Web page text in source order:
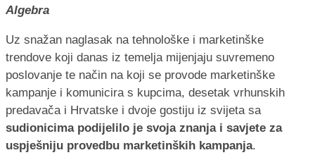
Algebra
Uz snažan naglasak na tehnološke i marketinške
trendove koji danas iz temelja mijenjaju suvremeno
poslovanje te način na koji se provode marketinške
kampanje i komunicira s kupcima, desetak vrhunskih
predavača i Hrvatske i dvoje gostiju iz svijeta sa
sudionicima podijelilo je svoja znanja i savjete za
uspješniju provedbu marketinških kampanja.